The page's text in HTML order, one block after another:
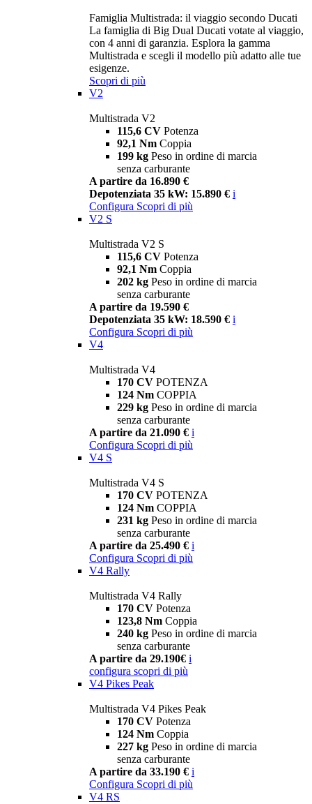
Famiglia Multistrada: il viaggio secondo Ducati
La famiglia di Big Dual Ducati votate al viaggio,
con 4 anni di garanzia. Esplora la gamma
Multistrada e scegli il modello più adatto alle tue
esigenze.
Scopri di più
V2
Multistrada V2
115,6 CV Potenza
92,1 Nm Coppia
199 kg Peso in ordine di marcia
senza carburante
A partire da 16.890 €
Depotenziata 35 kW: 15.890 € i
Configura Scopri di più
V2 S
Multistrada V2 S
115,6 CV Potenza
92,1 Nm Coppia
202 kg Peso in ordine di marcia
senza carburante
A partire da 19.590 €
Depotenziata 35 kW: 18.590 € i
Configura Scopri di più
V4
Multistrada V4
170 CV POTENZA
124 Nm COPPIA
229 kg Peso in ordine di marcia
senza carburante
A partire da 21.090 € i
Configura Scopri di più
V4 S
Multistrada V4 S
170 CV POTENZA
124 Nm COPPIA
231 kg Peso in ordine di marcia
senza carburante
A partire da 25.490 € i
Configura Scopri di più
V4 Rally
Multistrada V4 Rally
170 CV Potenza
123,8 Nm Coppia
240 kg Peso in ordine di marcia
senza carburante
A partire da 29.190€ i
configura scopri di più
V4 Pikes Peak
Multistrada V4 Pikes Peak
170 CV Potenza
124 Nm Coppia
227 kg Peso in ordine di marcia
senza carburante
A partire da 33.190 € i
Configura Scopri di più
V4 RS